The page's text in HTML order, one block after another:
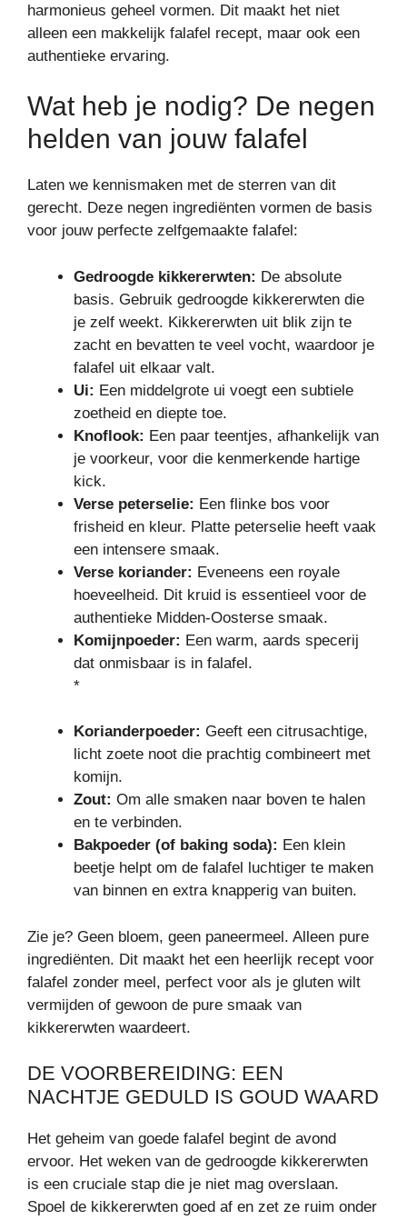
harmonieus geheel vormen. Dit maakt het niet
alleen een makkelijk falafel recept, maar ook een
authentieke ervaring.
Wat heb je nodig? De negen
helden van jouw falafel
Laten we kennismaken met de sterren van dit
gerecht. Deze negen ingrediënten vormen de basis
voor jouw perfecte zelfgemaakte falafel:
Gedroogde kikkererwten: De absolute
basis. Gebruik gedroogde kikkererwten die
je zelf weekt. Kikkererwten uit blik zijn te
zacht en bevatten te veel vocht, waardoor je
falafel uit elkaar valt.
Ui: Een middelgrote ui voegt een subtiele
zoetheid en diepte toe.
Knoflook: Een paar teentjes, afhankelijk van
je voorkeur, voor die kenmerkende hartige
kick.
Verse peterselie: Een flinke bos voor
frisheid en kleur. Platte peterselie heeft vaak
een intensere smaak.
Verse koriander: Eveneens een royale
hoeveelheid. Dit kruid is essentieel voor de
authentieke Midden-Oosterse smaak.
Komijnpoeder: Een warm, aards specerij
dat onmisbaar is in falafel.
*
Korianderpoeder: Geeft een citrusachtige,
licht zoete noot die prachtig combineert met
komijn.
Zout: Om alle smaken naar boven te halen
en te verbinden.
Bakpoeder (of baking soda): Een klein
beetje helpt om de falafel luchtiger te maken
van binnen en extra knapperig van buiten.
Zie je? Geen bloem, geen paneermeel. Alleen pure
ingrediënten. Dit maakt het een heerlijk recept voor
falafel zonder meel, perfect voor als je gluten wilt
vermijden of gewoon de pure smaak van
kikkererwten waardeert.
DE VOORBEREIDING: EEN
NACHTJE GEDULD IS GOUD WAARD
Het geheim van goede falafel begint de avond
ervoor. Het weken van de gedroogde kikkererwten
is een cruciale stap die je niet mag overslaan.
Spoel de kikkererwten goed af en zet ze ruim onder